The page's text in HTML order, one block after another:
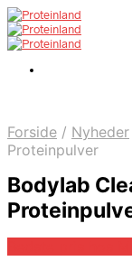
Forside / Nyheder
Proteinpulver
Bodylab